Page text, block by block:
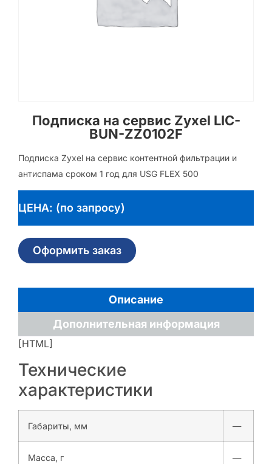
Подписка на сервис Zyxel LIC-
BUN-ZZ0102F
Подписка Zyxel на сервис контентной фильтрации и
антиспама сроком 1 год для USG FLEX 500
ЦЕНА: (по запросу)
Оформить заказ
Описание
Дополнительная информация
[HTML]
Технические
характеристики
Габариты, мм —
Масса, г —